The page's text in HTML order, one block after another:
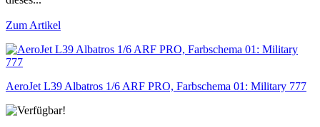
Zum Artikel
AeroJet L39 Albatros 1/6 ARF PRO, Farbschema 01: Military 777